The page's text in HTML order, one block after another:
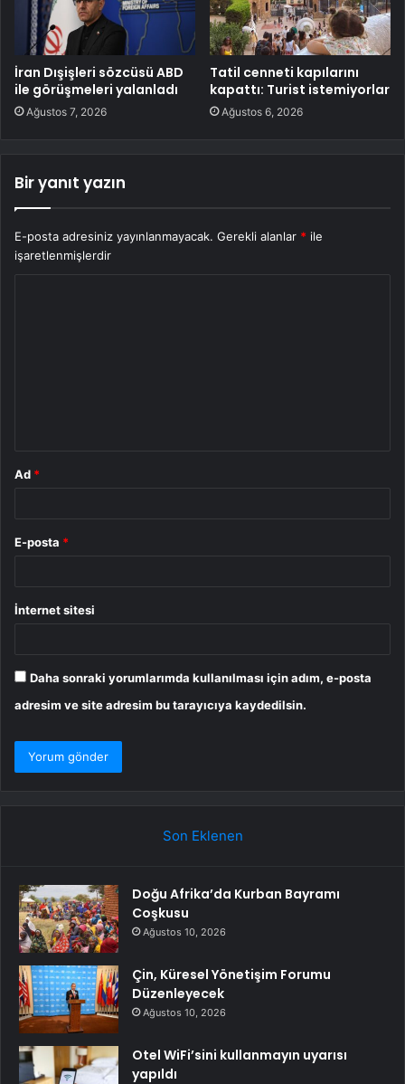
İran Dışişleri sözcüsü ABD
ile görüşmeleri yalanladı
Ağustos 7, 2026
Tatil cenneti kapılarını
kapattı: Turist istemiyorlar
Ağustos 6, 2026
Bir yanıt yazın
E-posta adresiniz yayınlanmayacak. Gerekli alanlar * ile
işaretlenmişlerdir
Ad *
E-posta *
İnternet sitesi
Daha sonraki yorumlarımda kullanılması için adım, e-posta
adresim ve site adresim bu tarayıcıya kaydedilsin.
Son Eklenen
Doğu Afrika’da Kurban Bayramı
Coşkusu
Ağustos 10, 2026
Çin, Küresel Yönetişim Forumu
Düzenleyecek
Ağustos 10, 2026
Otel WiFi’sini kullanmayın uyarısı
yapıldı